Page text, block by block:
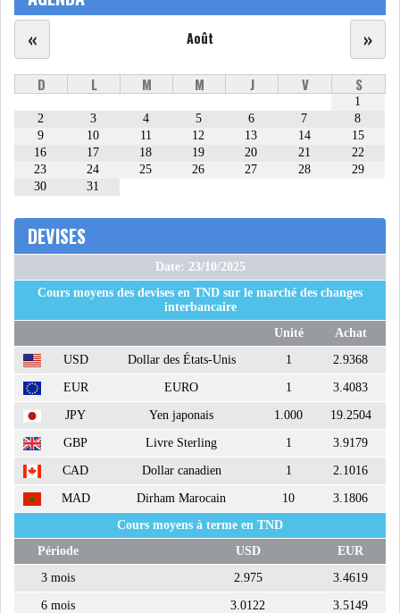
LE PÉTROLE SE STABILISE
SOUS LES 80 DOLL...
DANS UNE ÈRE DE FAIBLE
CROISSANCE, L...
RSS
TUSTEX PLUS
Août
« »
D L M M J V S
1
2
3 4 5 6 7
8
9
10 11 12 13 14
15
16
17 18 19 20 21
22
23
24 25 26 27 28
29
30
31
DEVISES
Date: 23/10/2025
Cours moyens des devises en TND sur le marché des changes
interbancaire
Unité
Achat
USD
Dollar des États-Unis 1 2.9368
EUR EURO 1 3.4083
JPY Yen japonais 1.000 19.2504
GBP Livre Sterling 1 3.9179
CAD Dollar canadien 1 2.1016
MAD Dirham Marocain 10
3.1806
Cours moyens à terme en TND
Période
USD
EUR
3 mois
2.975 3.4619
6 mois 3.0122 3.5149